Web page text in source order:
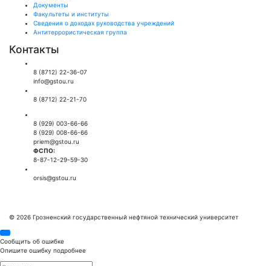
Документы
Факультеты и институты
Сведения о доходах руководства учреждений
Антитеррористическая группа
Контакты
8 (8712) 22-36-07
info@gstou.ru
8 (8712) 22-21-70
8 (929) 003-66-66
8 (929) 008-66-66
priem@gstou.ru
ФСПО:
8-87-12-29-59-30
orsis@gstou.ru
© 2026 Грозненский государственный нефтяной технический университет
Сообщить об ошибке
Опишите ошибку подробнее